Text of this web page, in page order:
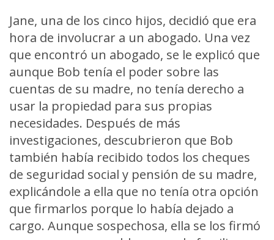
Jane, una de los cinco hijos, decidió que era
hora de involucrar a un abogado. Una vez
que encontró un abogado, se le explicó que
aunque Bob tenía el poder sobre las
cuentas de su madre, no tenía derecho a
usar la propiedad para sus propias
necesidades. Después de más
investigaciones, descubrieron que Bob
también había recibido todos los cheques
de seguridad social y pensión de su madre,
explicándole a ella que no tenía otra opción
que firmarlos porque lo había dejado a
cargo. Aunque sospechosa, ella se los firmó